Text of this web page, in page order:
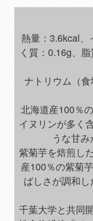
熱量：3.6kcal
く質：0.16g、
ナトリウム（
北海道産100％
イヌリンが多く
うな甘
紫菊芋を焙煎し
産100％の紫菊
ばしさが調和
千葉大学と共同